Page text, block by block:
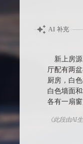
AI 补充
新上房
厅配有两
厨房，白
白色墙面
各有一扇
《此段由AI